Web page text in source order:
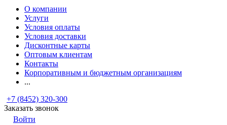
О компании
Услуги
Условия оплаты
Условия доставки
Дисконтные карты
Оптовым клиентам
Контакты
Корпоративным и бюджетным организациям
...
+7 (8452) 320-300
Заказать звонок
Войти